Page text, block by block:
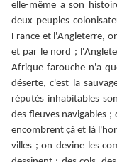
elle-même a son
deux peuples
France et l'Angleterre,
et par le nord ;
Afrique farouche n'a
déserte, c'est la
réputés inhabitables
des fleuves navigables ;
encombrent çà et là
villes ; on devine les